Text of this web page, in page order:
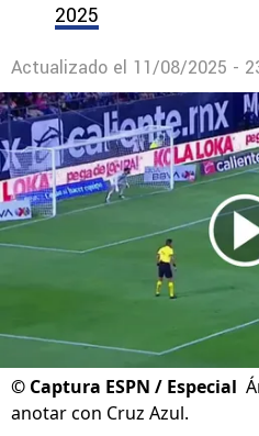
2025
Actualizado el 11/08/2025 -
© Captura ESPN / Especial
anotar con Cruz Azul.